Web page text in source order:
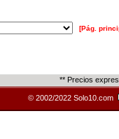
[Pág.
** Precios
© 2002/2022 Solo10.com